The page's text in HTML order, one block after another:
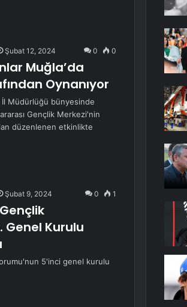
Şubat 12, 2024 0 0
Muğla’da
Oynanıyor
Müdürlüğü bünyesinde
Gençlik Merkezi'nin
düzenlenen etkinlikte
Şubat 9, 2024 0 1
Genel Kurulu
5'inci genel kurulu